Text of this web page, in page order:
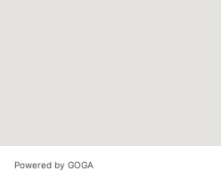
Powered by GOGA